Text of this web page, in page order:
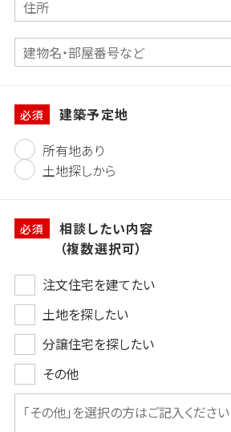
必須
建築予定地
所有地あり
土地探しから
必須
相談したい内容
（複数選択可）
注文住宅を建てたい
土地を探したい
分譲住宅を探したい
その他